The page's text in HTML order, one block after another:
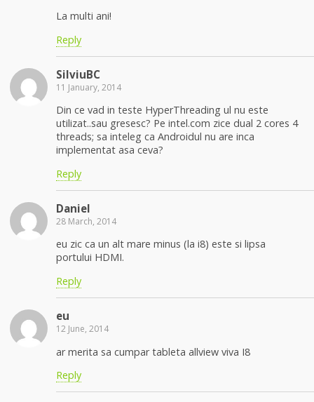
La multi ani!
Reply
SilviuBC
11 January, 2014
Din ce vad in teste HyperThreading ul nu este
utilizat..sau gresesc? Pe intel.com zice dual 2 cores 4
threads; sa inteleg ca Androidul nu are inca
implementat asa ceva?
Reply
Daniel
28 March, 2014
eu zic ca un alt mare minus (la i8) este si lipsa
portului HDMI.
Reply
eu
12 June, 2014
ar merita sa cumpar tableta allview viva I8
Reply